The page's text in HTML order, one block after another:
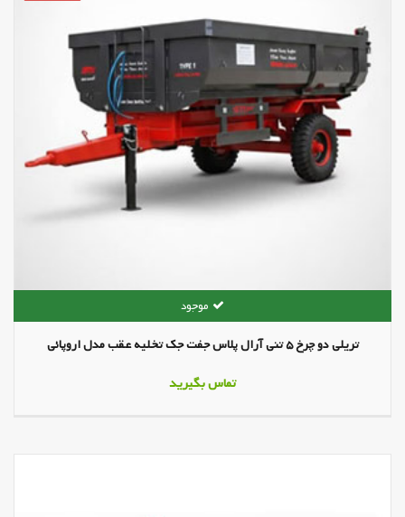
تریلی دو چرخ 5 تنی آرال پلاس جفت جک تخلیه عقب مدل اروپائی
تماس بگیرید